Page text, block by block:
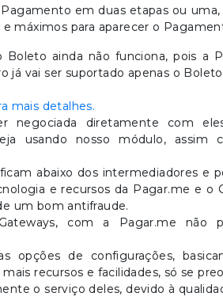
em duas etapas ou
máximos para aparecer o
Boleto ainda não funciona, pois a
já vai ser suportado apenas o
mais detalhes.
negociada diretamente com
usando nosso módulo, assim
abaixo dos intermediadores e
e recursos da Pagar.me e o
um bom antifraude.
com a Pagar.me não
opções de configurações,
recursos e facilidades, só se
o serviço deles, devido à